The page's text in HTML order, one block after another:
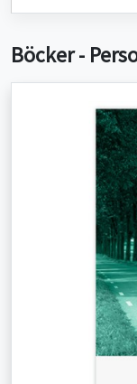
Böcker -